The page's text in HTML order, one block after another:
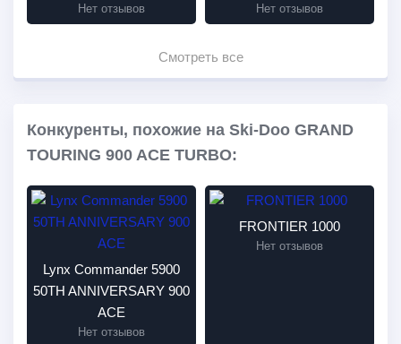
Нет отзывов Нет отзывов
Смотреть все
Конкуренты, похожие на Ski-Doo GRAND
TOURING 900 ACE TURBO:
Lynx Commander 5900
50TH ANNIVERSARY 900
ACE
Нет отзывов
FRONTIER 1000
Нет отзывов